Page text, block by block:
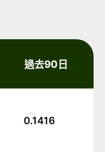
過去90日
0.1416